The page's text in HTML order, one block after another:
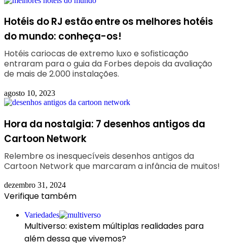
Hotéis do RJ estão entre os melhores hotéis
do mundo: conheça-os!
Hotéis cariocas de extremo luxo e sofisticação
entraram para o guia da Forbes depois da avaliação
de mais de 2.000 instalações.
agosto 10, 2023
Hora da nostalgia: 7 desenhos antigos da
Cartoon Network
Relembre os inesquecíveis desenhos antigos da
Cartoon Network que marcaram a infância de muitos!
dezembro 31, 2024
Verifique também
Variedades
Multiverso: existem múltiplas realidades para
além dessa que vivemos?